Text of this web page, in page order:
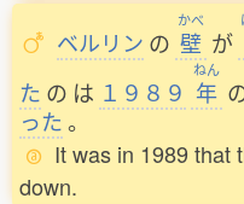
ベルリン の
かべ
壁 が
た の は １９８９
ねん
年
った。
It was in 1989 that
down.